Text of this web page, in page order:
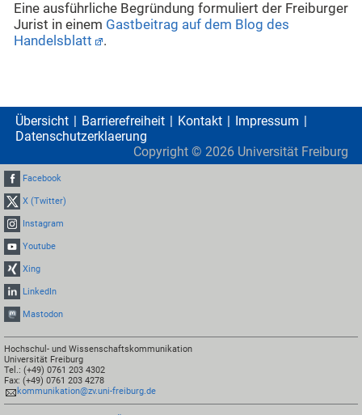
Eine ausführliche Begründung formuliert der Freiburger
Jurist in einem Gastbeitrag auf dem Blog des
Handelsblatt
.
Übersicht Barrierefreiheit Kontakt
Impressum
Datenschutzerklaerung
Copyright © 2026 Universität Freiburg
Facebook
X (Twitter)
Instagram
Youtube
Xing
LinkedIn
Mastodon
Hochschul- und Wissenschaftskommunikation
Universität Freiburg
Tel.: (+49) 0761 203 4302
Fax: (+49) 0761 203 4278
kommunikation@zv.uni-freiburg.de